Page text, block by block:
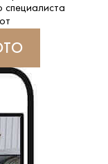
специалиста